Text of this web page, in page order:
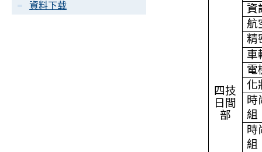
資料下载
四技
日間
部
資
航
精
車
電
化
時
組
時
組